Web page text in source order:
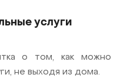
услуги
о том, как можно
не выходя из дома.